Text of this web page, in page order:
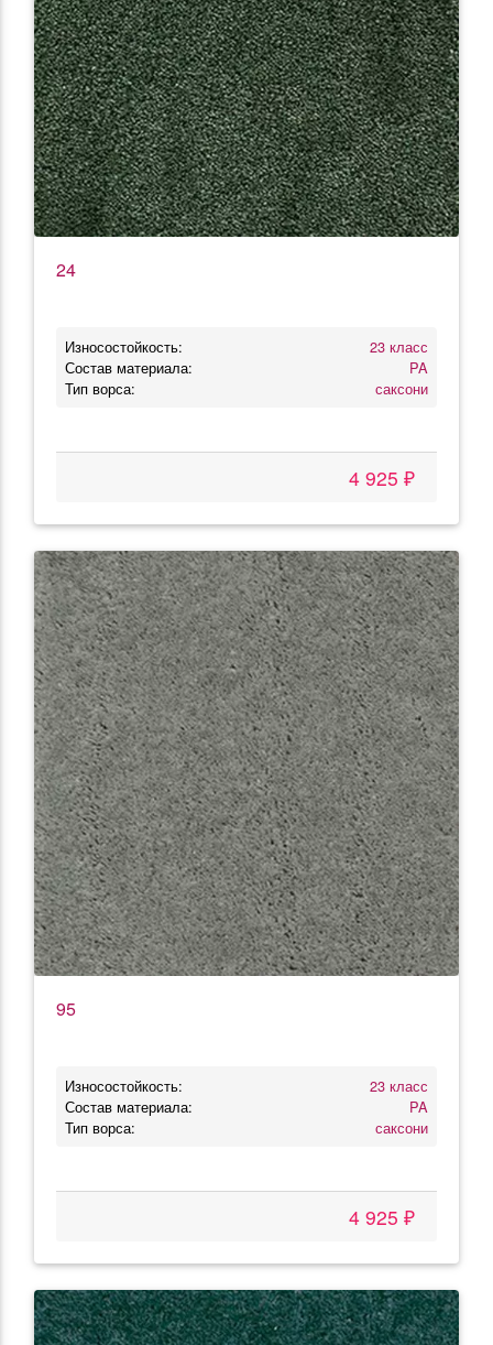
24
Износостойкость:
23 класс
Состав материала:
PA
Тип ворса:
саксони
4 925 ₽
95
Износостойкость:
23 класс
Состав материала:
PA
Тип ворса:
саксони
4 925 ₽